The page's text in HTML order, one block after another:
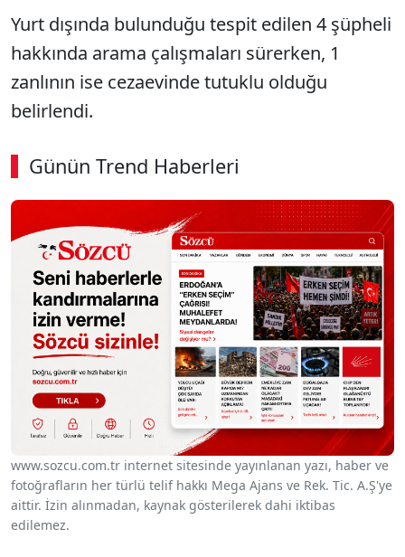
Yurt dışında bulunduğu tespit edilen 4 şüpheli
hakkında arama çalışmaları sürerken, 1
zanlının ise cezaevinde tutuklu olduğu
belirlendi.
Günün Trend Haberleri
00:02 / 08:06
Sesi Aç
www.sozcu.com.tr internet sitesinde yayınlanan yazı, haber ve
fotoğrafların her türlü telif hakkı Mega Ajans ve Rek. Tic. A.Ş'ye
aittir. İzin alınmadan, kaynak gösterilerek dahi iktibas
edilemez.